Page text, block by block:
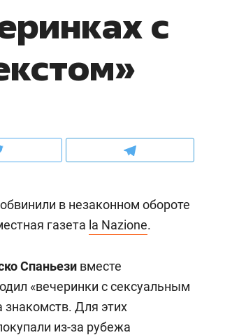
с
в незаконном обороте
газета la Nazione.
Спаньези вместе
«вечеринки с сексуальным
знакомств. Для этих
из-за рубежа
чудных запросах мастеров налогах и развитии без
–
Наседкина: «Ремонт
с мебелью за 2
для меня это